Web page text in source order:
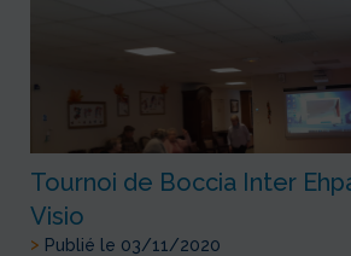
Tournoi de Boccia Inter
Visio
> Publié le 03/11/2020